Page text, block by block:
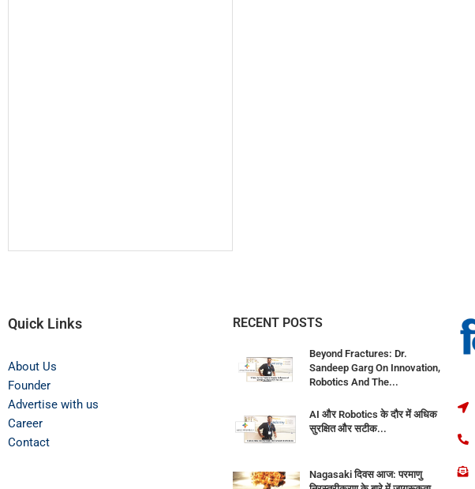
Quick Links
About Us
Founder
Advertise with us
Career
Contact
RECENT POSTS
Beyond Fractures: Dr.
Sandeep Garg On Innovation,
Robotics And The...
AI और Robotics के दौर में अधिक
सुरक्षित और सटीक...
Nagasaki दिवस आज: परमाणु